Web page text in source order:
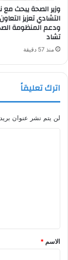
وزير الصحة يبحث مع
التشادي تعزيز
ودعم المنظومة
تشاد
منذ 57 دقيقة
اترك تعليقاً
لن يتم نشر عنوان
*
الاسم *